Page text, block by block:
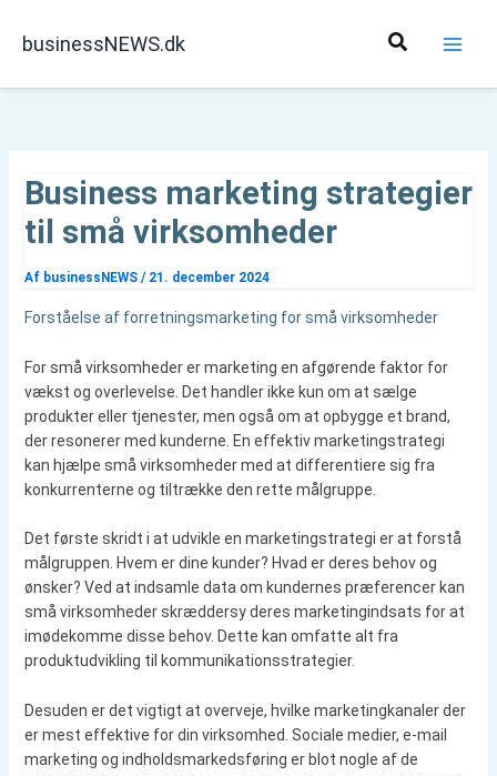
businessNEWS.dk Søg
Business marketing strategier
til små virksomheder
Af businessNEWS / 21. december 2024
Forståelse af forretningsmarketing for små virksomheder
For små virksomheder er marketing en afgørende faktor for
vækst og overlevelse. Det handler ikke kun om at sælge
produkter eller tjenester, men også om at opbygge et brand,
der resonerer med kunderne. En effektiv marketingstrategi
kan hjælpe små virksomheder med at differentiere sig fra
konkurrenterne og tiltrække den rette målgruppe.
Det første skridt i at udvikle en marketingstrategi er at forstå
målgruppen. Hvem er dine kunder? Hvad er deres behov og
ønsker? Ved at indsamle data om kundernes præferencer kan
små virksomheder skræddersy deres marketingindsats for at
imødekomme disse behov. Dette kan omfatte alt fra
produktudvikling til kommunikationsstrategier.
Desuden er det vigtigt at overveje, hvilke marketingkanaler der
er mest effektive for din virksomhed. Sociale medier, e-mail
marketing og indholdsmarkedsføring er blot nogle af de